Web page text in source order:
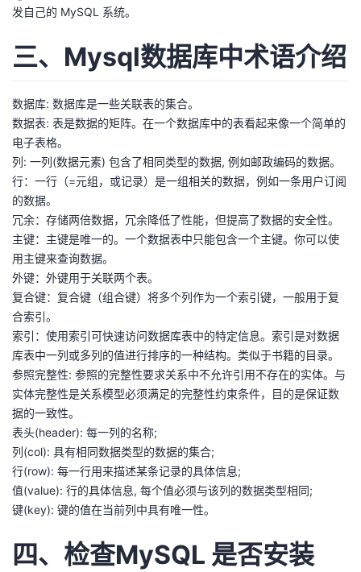
的
课
程
我
的
认
证
我
的
实
我
的
技
术
持
的
云
建
议
发自己的 MySQL 系统。
三、Mysql数据库中术语介绍
数据库: 数据库是一些关联表的集合。
数据表: 表是数据的矩阵。在一个数据库中的表看起来像一个简单的
电子表格。
列: 一列(数据元素) 包含了相同类型的数据, 例如邮政编码的数据。
行：一行（=元组，或记录）是一组相关的数据，例如一条用户订阅
的数据。
冗余：存储两倍数据，冗余降低了性能，但提高了数据的安全性。
主键：主键是唯一的。一个数据表中只能包含一个主键。你可以使
用主键来查询数据。
外键：外键用于关联两个表。
复合键：复合键（组合键）将多个列作为一个索引键，一般用于复
合索引。
索引：使用索引可快速访问数据库表中的特定信息。索引是对数据
库表中一列或多列的值进行排序的一种结构。类似于书籍的目录。
参照完整性: 参照的完整性要求关系中不允许引用不存在的实体。与
实体完整性是关系模型必须满足的完整性约束条件，目的是保证数
据的一致性。
表头(header): 每一列的名称;
列(col): 具有相同数据类型的数据的集合;
行(row): 每一行用来描述某条记录的具体信息;
值(value): 行的具体信息, 每个值必须与该列的数据类型相同;
键(key): 键的值在当前列中具有唯一性。
四、检查MySQL 是否安装